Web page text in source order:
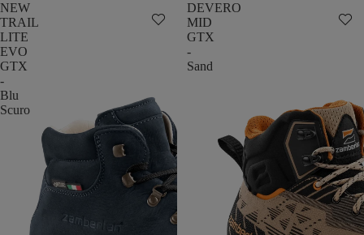
NEW
TRAIL
LITE
EVO
GTX
-
Blu
Scuro
DEVERO
MID
GTX
-
Sand